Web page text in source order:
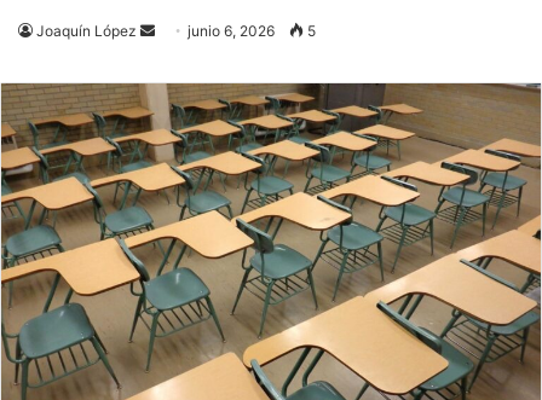
Joaquín López
Send
email
junio 6, 2026 5